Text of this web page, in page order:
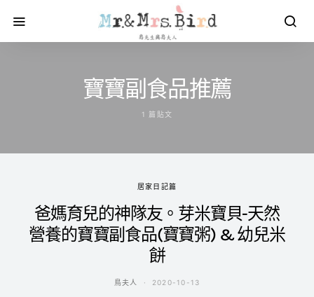
寶寶副食品推薦
1 篇貼文
居家日記篇
爸媽育兒的神隊友。芽米寶貝-天然
營養的寶寶副食品(寶寶粥) & 幼兒米
餅
鳥夫人 2020-10-13